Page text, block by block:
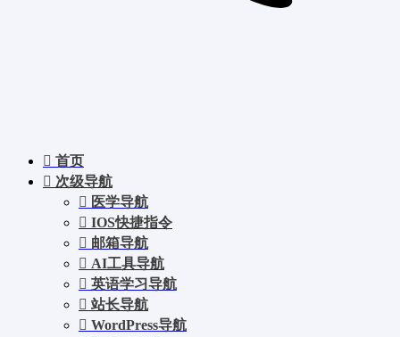
首页
次级导航
医学导航
IOS快捷指令
邮箱导航
AI工具导航
英语学习导航
站长导航
WordPress导航